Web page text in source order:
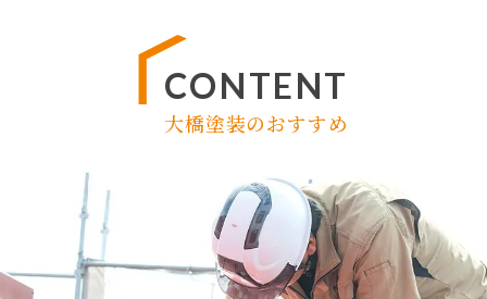
CONTENT
大橋塗装のおすすめ